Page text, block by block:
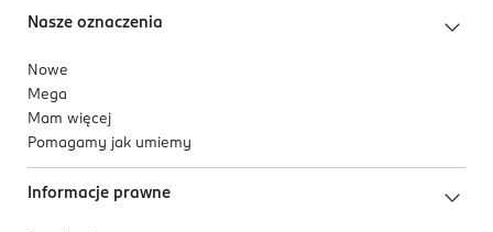
Nasze oznaczenia
Nowe
Mega
Mam więcej
Pomagamy jak umiemy
Informacje prawne